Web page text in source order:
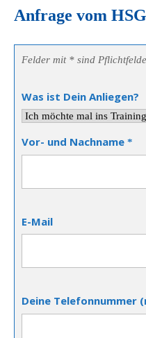
Anfrage vom
Felder mit * sind
Was ist Dein Anliegen?
Vor- und Nachname *
E-Mail
Deine Telefonnummer